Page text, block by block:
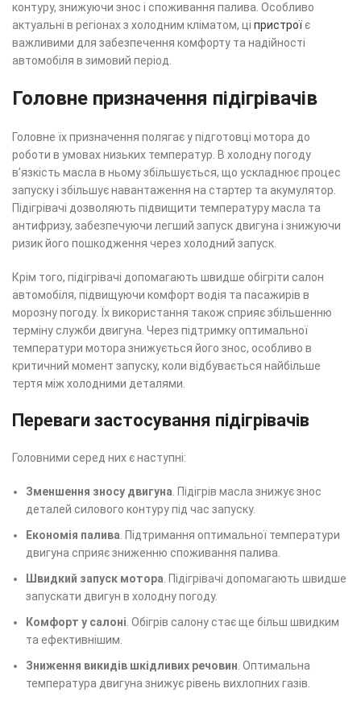
контуру, знижуючи знос і споживання палива. Особливо
актуальні в регіонах з холодним кліматом, ці пристрої є
важливими для забезпечення комфорту та надійності
автомобіля в зимовий період.
Головне призначення підігрівачів
Головне їх призначення полягає у підготовці мотора до
роботи в умовах низьких температур. В холодну погоду
в’язкість масла в ньому збільшується, що ускладнює процес
запуску і збільшує навантаження на стартер та акумулятор.
Підігрівачі дозволяють підвищити температуру масла та
антифризу, забезпечуючи легший запуск двигуна і знижуючи
ризик його пошкодження через холодний запуск.
Крім того, підігрівачі допомагають швидше обігріти салон
автомобіля, підвищуючи комфорт водія та пасажирів в
морозну погоду. Їх використання також сприяє збільшенню
терміну служби двигуна. Через підтримку оптимальної
температури мотора знижується його знос, особливо в
критичний момент запуску, коли відбувається найбільше
тертя між холодними деталями.
Переваги застосування підігрівачів
Головними серед них є наступні:
Зменшення зносу двигуна . Підігрів масла знижує знос
деталей силового контуру під час запуску.
Економія палива . Підтримання оптимальної температури
двигуна сприяє зниженню споживання палива.
Швидкий запуск мотора . Підігрівачі допомагають швидше
запускати двигун в холодну погоду.
Комфорт у салоні . Обігрів салону стає ще більш швидким
та ефективнішим.
Зниження викидів шкідливих речовин . Оптимальна
температура двигуна знижує рівень вихлопних газів.